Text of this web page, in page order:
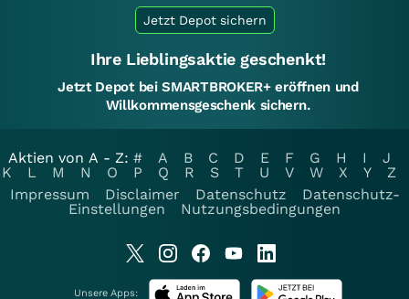
Jetzt Depot sichern
Ihre Lieblingsaktie geschenkt!
Jetzt Depot bei SMARTBROKER+ eröffnen und
Willkommensgeschenk sichern.
Aktien von A - Z: # A B C D E F G H I
J
K
L M N O P Q R S T U V W X Y
Z
Impressum
Disclaimer Datenschutz
Datenschutz-
Einstellungen
Nutzungsbedingungen
Unsere Apps: